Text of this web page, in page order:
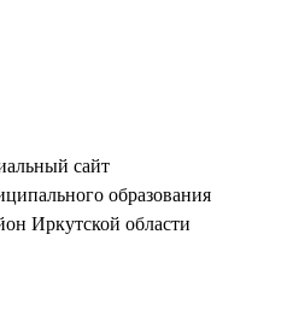
сайт
образования
Иркутской области